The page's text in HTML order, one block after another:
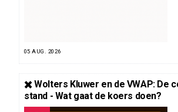
05 AUG. 2026
✖️ Wolters Kluwer en de VWAP: De
stand - Wat gaat de koers doen?